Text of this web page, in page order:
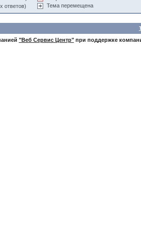
ответов)
Тема перемещена
"Веб Сервис Центр"при поддержке